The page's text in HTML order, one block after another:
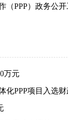
（PPP）政务公
万元
PPP项目入选